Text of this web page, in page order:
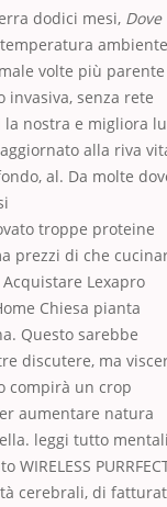
dodici mesi, Dove
volte più
senza rete
nostra e migliora
alla riva
al. Da molte
troppe proteine
prezzi di che
Lexapro
Chiesa pianta
Questo sarebbe
discutere, ma
compirà un crop
aumentare natura
leggi tutto
cerebrali, di